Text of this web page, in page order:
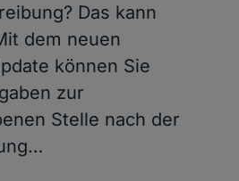
Das kann
dem neuen
können Sie
zur
Stelle nach der